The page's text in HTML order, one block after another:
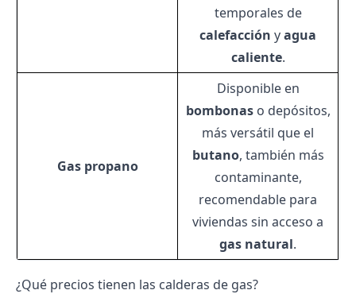
temporales de
calefacción yagua
caliente.
Gas propano
Disponible en
bombonaso depósitos,
más versátil que el
butano, también más
contaminante,
recomendable para
viviendas sin acceso a
gas natural.
¿Qué precios tienen las calderas de gas?